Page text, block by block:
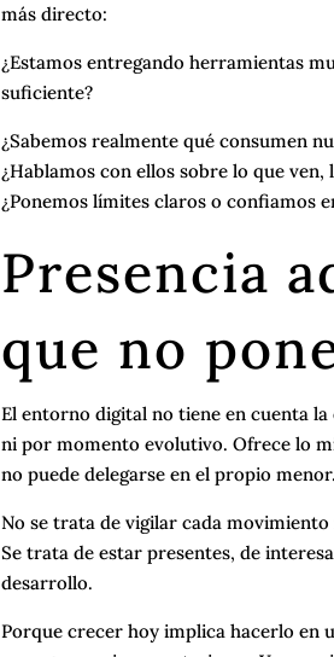
más directo:
¿Estamos entregando herramientas
suficiente?
¿Sabemos realmente qué consumen
¿Hablamos con ellos sobre lo que ven,
¿Ponemos límites claros o confiamos
Presencia
que no
El entorno digital no tiene en cuenta
ni por momento evolutivo. Ofrece lo
no puede delegarse en el propio menor.
No se trata de vigilar cada
Se trata de estar presentes, de
desarrollo.
Porque crecer hoy implica hacerlo en